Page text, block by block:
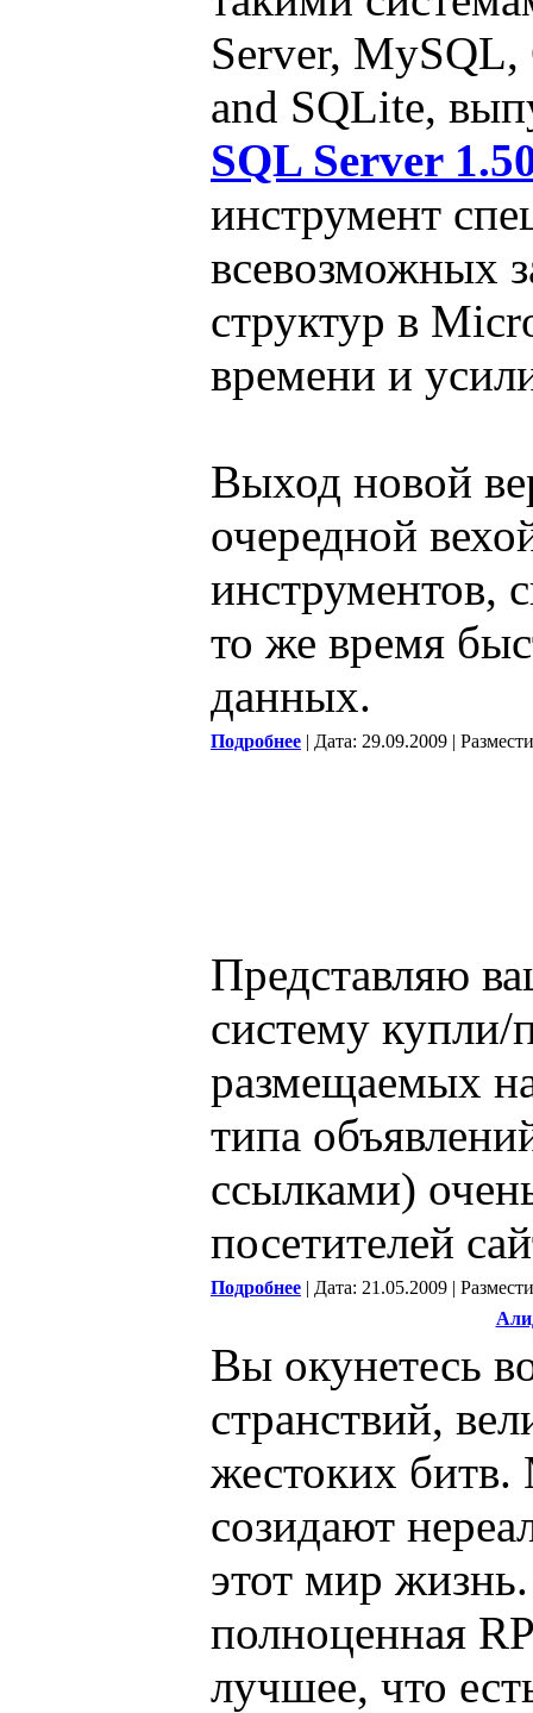
Server, MySQL,
and SQLite,
SQL Server
инструмент
всевозможных
структур в
времени и
Выход новой
очередной
инструментов,
то же время
данных.
Подробнее | Дата: 29.09.2009 |
Представляю
систему купли/
размещаемых
типа
ссылками)
посетителей
Подробнее | Дата: 21.05.2009 |
Вы окунетесь
странствий,
жестоких
созидают
этот мир
полноценная
лучшее, что